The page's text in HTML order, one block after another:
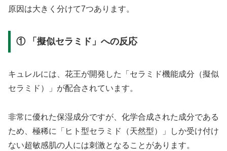
原因は大きく分けて7つあります。
① 「擬似セラミド」への反応
キュレルには、花王が開発した「セラミド機能成分（擬似
セラミド）」が配合されています。
非常に優れた保湿成分ですが、化学合成された成分である
ため、極稀に「ヒト型セラミド（天然型）」しか受け付け
ない超敏感肌の人には刺激となることがあります。